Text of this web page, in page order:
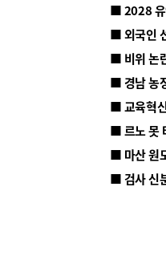
■ 2028 유
■ 외국인
■ 비위 논
■ 르노 못
■ 마산 원